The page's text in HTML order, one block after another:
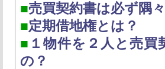
■売買契約書は必ず隅
■定期借地権とは？
■ １物件を２人と売
の？